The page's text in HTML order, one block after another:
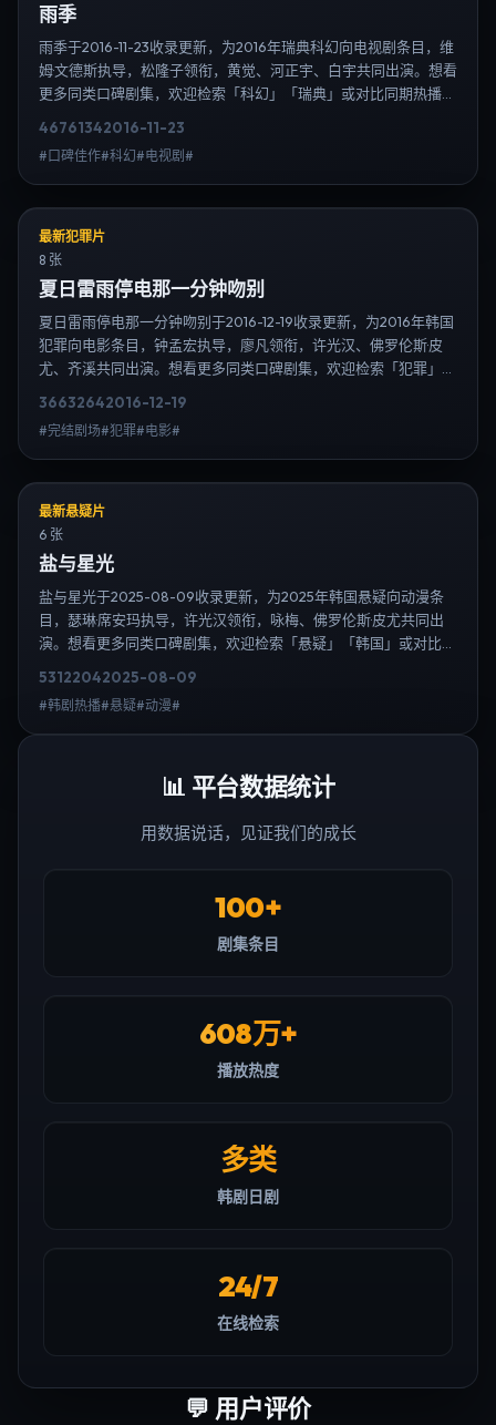
雨季
雨季于2016-11-23收录更新，为2016年瑞典科幻向电视剧条目，维
姆·文德斯执导，松隆子领衔，黄觉、河正宇、白宇共同出演。想看
更多同类口碑剧集，欢迎检索「科幻」「瑞典」或对比同期热播榜
剧、韩剧全集、日剧高清等长尾词。
46761342016-11-23
#口碑佳作#科幻#电视剧#
最新犯罪片
8 张
夏日雷雨停电那一分钟吻别
夏日雷雨停电那一分钟吻别于2016-12-19收录更新，为2016年韩国
犯罪向电影条目，钟孟宏执导，廖凡领衔，许光汉、佛罗伦斯·皮
尤、齐溪共同出演。想看更多同类口碑剧集，欢迎检索「犯罪」
载信息，延伸检索日韩电视剧、韩剧全集、日剧高清等长尾词。
36632642016-12-19
#完结剧场#犯罪#电影#
最新悬疑片
6 张
盐与星光
盐与星光于2025-08-09收录更新，为2025年韩国悬疑向动漫条
目，瑟琳·席安玛执导，许光汉领衔，咏梅、佛罗伦斯·皮尤共同出
演。想看更多同类口碑剧集，欢迎检索「悬疑」「韩国」或对比同
日韩电视剧、韩剧全集、日剧高清等长尾词。
53122042025-08-09
#韩剧热播#悬疑#动漫#
📊 平台数据统计
用数据说话，见证我们的成长
100+
剧集条目
608万+
播放热度
多类
韩剧日剧
24/7
在线检索
💬 用户评价